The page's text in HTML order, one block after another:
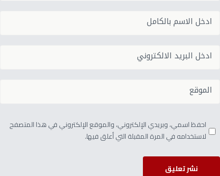
احفظ اسمي، وبريدي الإلكتروني، والموقع الإلكتروني في هذا المتصفح
لاستخدامه في المرة المقبلة التي أعلق فيها.
نشر تعليق